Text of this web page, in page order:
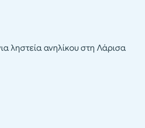
ληστεία ανηλίκου στη Λάρισα